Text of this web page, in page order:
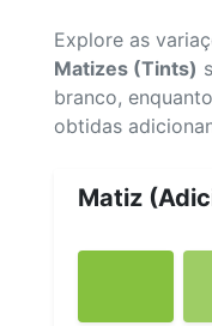
Explore as
Matizes (Tints)
branco, enquanto
obtidas
Matiz